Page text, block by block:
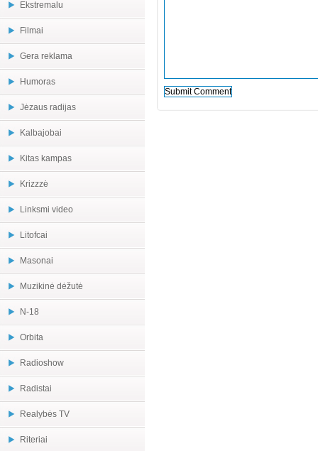
Ekstremalu
Filmai
Gera reklama
Humoras
Jėzaus radijas
Kalbajobai
Kitas kampas
Krizzzė
Linksmi video
Litofcai
Masonai
Muzikinė dėžutė
N-18
Orbita
Radioshow
Radistai
Realybės TV
Riteriai